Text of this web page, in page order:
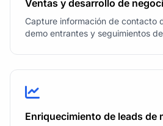
Ventas y desarrollo de
Capture información de contacto
demo entrantes y seguimientos
Enriquecimiento de leads de